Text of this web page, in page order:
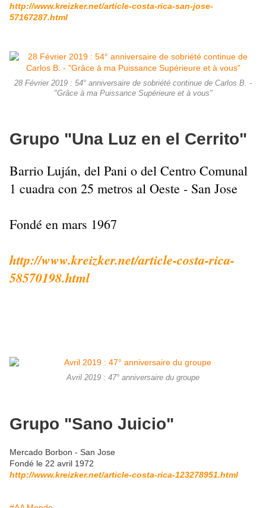
http://www.kreizker.net/article-costa-rica-san-jose-
57167287.html
28 Février 2019 : 54° anniversaire de sobriété continue de Carlos B. -
"Grâce à ma Puissance Supérieure et à vous"
Grupo "Una Luz en el Cerrito"
Barrio Luján, del Pani o del Centro Comunal
1 cuadra con 25 metros al Oeste - San Jose
Fondé en mars 1967
http://www.kreizker.net/article-costa-rica-
58570198.html
Avril 2019 : 47° anniversaire du groupe
Grupo "Sano Juicio"
Mercado Borbon - San Jose
Fondé le 22 avril 1972
http://www.kreizker.net/article-costa-rica-123278951.html